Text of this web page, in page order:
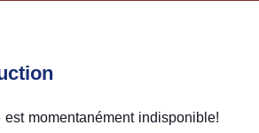
momentanément indisponible!